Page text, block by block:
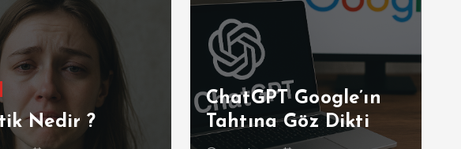
Nedir ?
ChatGPT Google’ın
Tahtına Göz Dikti